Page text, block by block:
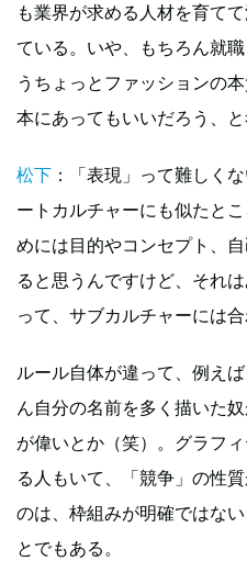
も業界が求める人材を育て
ている。いや、もちろん就
うちょっとファッションの
本にあってもいいだろう、と
松下 ：「表現」って難しく
ートカルチャーにも似たと
めには目的やコンセプト、
ると思うんですけど、それ
って、サブカルチャーには合
ルール自体が違って、例え
ん自分の名前を多く描いた
が偉いとか（笑）。グラフ
る人もいて、「競争」の性
のは、枠組みが明確ではな
とでもある。